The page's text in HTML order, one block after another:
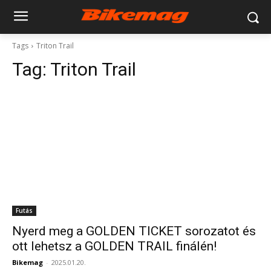
Tags Triton Trail
Tag: Triton Trail
Futás
Nyerd meg a GOLDEN TICKET sorozatot és
ott lehetsz a GOLDEN TRAIL finálén!
Bikemag - 2025.01.20.